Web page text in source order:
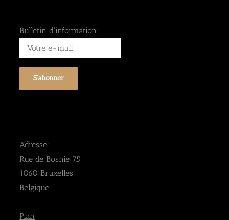
Bulletin d'information:
Adresse:
Rue de Bosnie 75
1060 Bruxelles
Belgique
Plan